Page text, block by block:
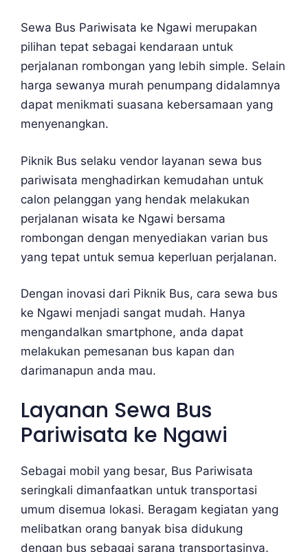
Sewa Bus Pariwisata ke Ngawi merupakan
pilihan tepat sebagai kendaraan untuk
perjalanan rombongan yang lebih simple. Selain
harga sewanya murah penumpang didalamnya
dapat menikmati suasana kebersamaan yang
menyenangkan.
Piknik Bus selaku vendor layanan sewa bus
pariwisata menghadirkan kemudahan untuk
calon pelanggan yang hendak melakukan
perjalanan wisata ke Ngawi bersama
rombongan dengan menyediakan varian bus
yang tepat untuk semua keperluan perjalanan.
Dengan inovasi dari Piknik Bus, cara sewa bus
ke Ngawi menjadi sangat mudah. Hanya
mengandalkan smartphone, anda dapat
melakukan pemesanan bus kapan dan
darimanapun anda mau.
Layanan Sewa Bus
Pariwisata ke Ngawi
Sebagai mobil yang besar, Bus Pariwisata
seringkali dimanfaatkan untuk transportasi
umum disemua lokasi. Beragam kegiatan yang
melibatkan orang banyak bisa didukung
dengan bus sebagai sarana transportasinya.